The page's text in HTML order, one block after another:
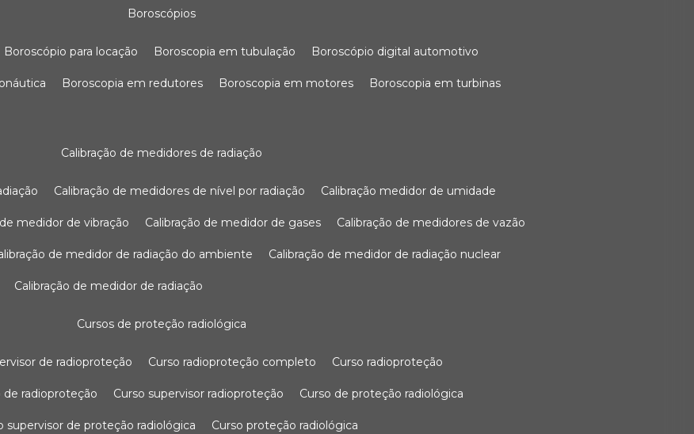
boroscópios
boroscópio para locação boroscopia em tubulação boroscópio digital automotivo
boroscopia em redutores boroscopia em motores boroscopia em turbinas
calibração de medidores de radiação
calibração de medidores de nível por radiação calibração medidor de umidade
de medidor de vibração calibração de medidor de gases calibração de medidores de vazão
de medidor de radiação do ambiente calibração de medidor de radiação nuclear
calibração de medidor de radiação
cursos de proteção radiológica
de radioproteção curso radioproteção completo curso radioproteção
de radioproteção curso supervisor radioproteção curso de proteção radiológica
supervisor de proteção radiológica curso proteção radiológica